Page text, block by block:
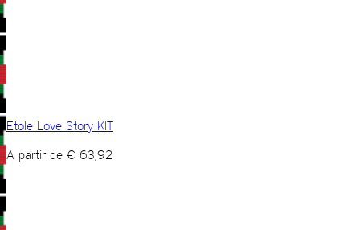
Etole Love Story KIT
A partir de € 63,92